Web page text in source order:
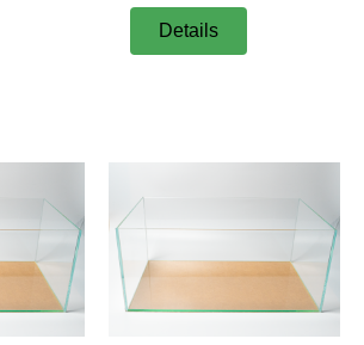
Details